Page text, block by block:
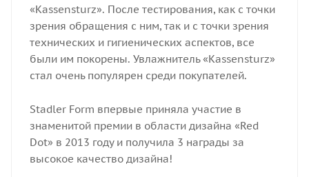
«Kassensturz». После тестирования, как с точки
зрения обращения с ним, так и с точки зрения
технических и гигиенических аспектов, все
были им покорены. Увлажнитель «Kassensturz»
стал очень популярен среди покупателей.
Stadler Form впервые приняла участие в
знаменитой премии в области дизайна «Red
Dot» в 2013 году и получила 3 награды за
высокое качество дизайна!